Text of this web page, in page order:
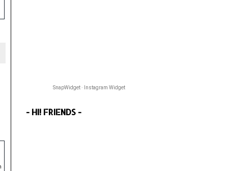
SnapWidget · Instagram Widget
- HI! FRIENDS -